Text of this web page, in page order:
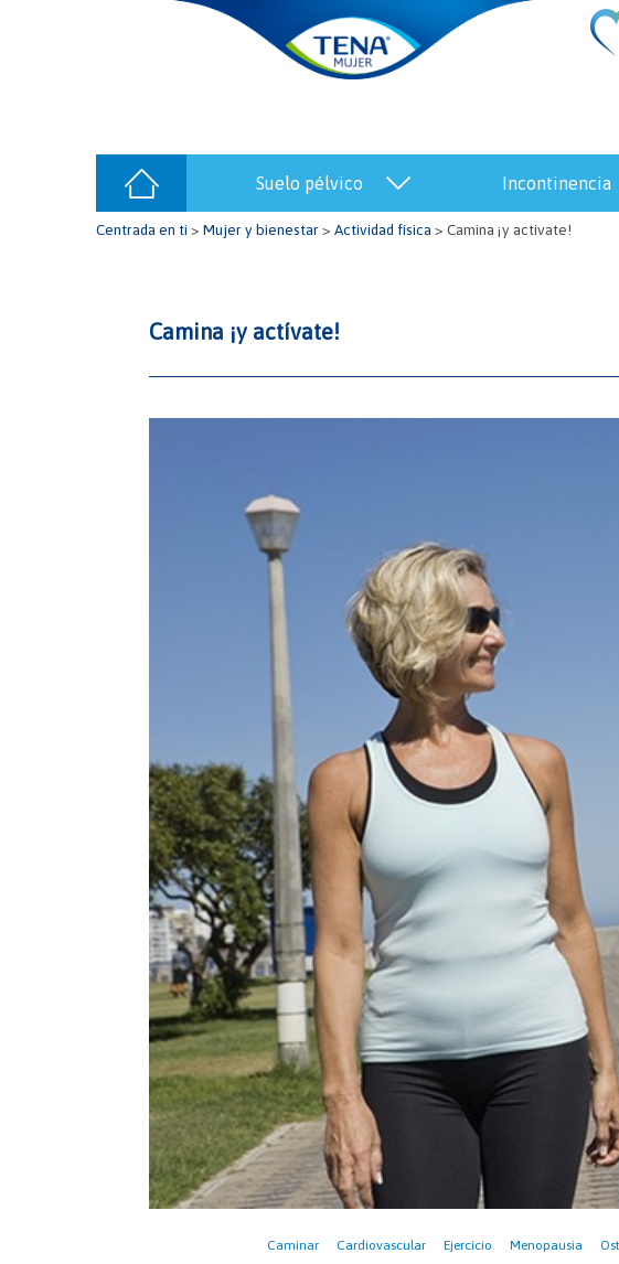
suelo pélvico incontinencia
Centrada en ti > Mujer y bienestar> Actividad física > Camina ¡y actívate!
Camina ¡y actívate!
Caminar Cardiovascular Ejercicio Menopausia